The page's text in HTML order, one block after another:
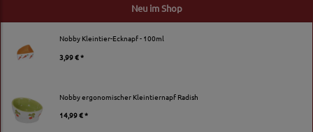
Neu im Shop
Nobby Kleintier-Ecknapf - 100ml
3,99 € *
Nobby ergonomischer Kleintiernapf Radish
14,99 € *